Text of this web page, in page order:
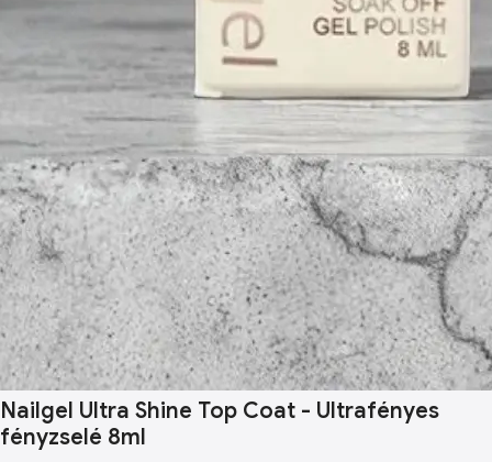
Nailgel Ultra Shine Top Coat - Ultrafényes
fényzselé 8ml